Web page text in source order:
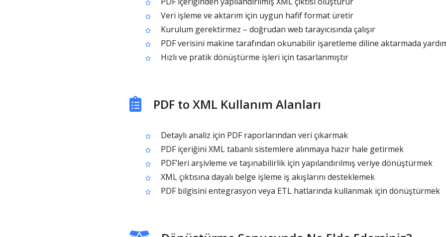
Veri işleme ve aktarım için uygun hafif format üretir
Kurulum gerektirmez – doğrudan web tarayıcısında çalışır
PDF verisini makine tarafından okunabilir işaretleme diline aktarmada
Hızlı ve pratik dönüştürme işleri için tasarlanmıştır
PDF to XML Kullanım Alanları
Detaylı analiz için PDF raporlarından veri çıkarmak
PDF içeriğini XML tabanlı sistemlere alınmaya hazır hale getirmek
PDF’leri arşivleme ve taşınabilirlik için yapılandırılmış veriye dönüştürmek
XML çıktısına dayalı belge işleme iş akışlarını desteklemek
PDF bilgisini entegrasyon veya ETL hatlarında kullanmak için dönüştürmek